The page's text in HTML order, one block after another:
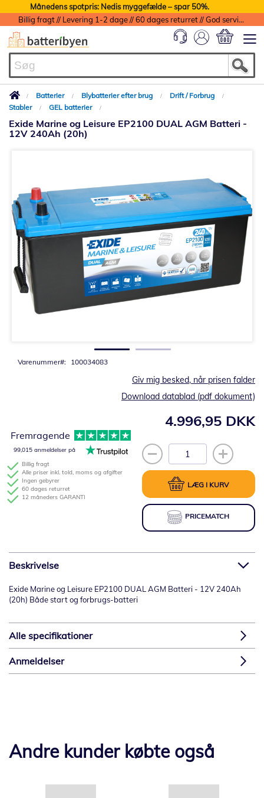
Månedens spotpris: Nedis myggefælde – spar 50%.
Billig fragt // Levering 1-2 dage // 60 dages returret // God service med garanti
Batterier Blybatterier efter brug
Drift / Forbrug
Stabler
GEL batterier
Exide Marine og Leisure EP2100 DUAL AGM Batteri -
12V 240Ah (20h)
Varenummer 100034083
4.996,95 DKK
Giv mig besked, når prisen falder
LÆG I KURV
PRICEMATCH
Billig fragt
Alle priser inkl. told, moms og afgifter
Ingen gebyrer
60 dages returret
12 måneders GARANTI
Fremragende
99,015 anmeldelser på
Download datablad (pdf dokument)
billedgalleriet
Beskrivelse
Exide Marine og Leisure EP2100 DUAL AGM Batteri - 12V 240Ah
(20h) Både start og forbrugs-batteri
Alle specifikationer
Anmeldelser
Andre kunder købte også